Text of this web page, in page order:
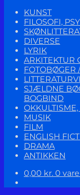
KUNST
FILOSOFI,
DIVERSE
LYRIK
ARKITEKTUR
FOTOBØGER
SJÆLDNE
BOGBIND
MUSIK
FILM
ENGLISH
DRAMA
ANTIKKEN
0,00 kr. 0